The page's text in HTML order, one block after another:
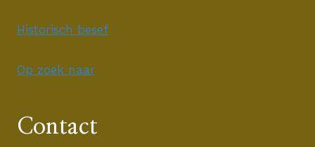
Historisch besef
Op zoek naar
Contact